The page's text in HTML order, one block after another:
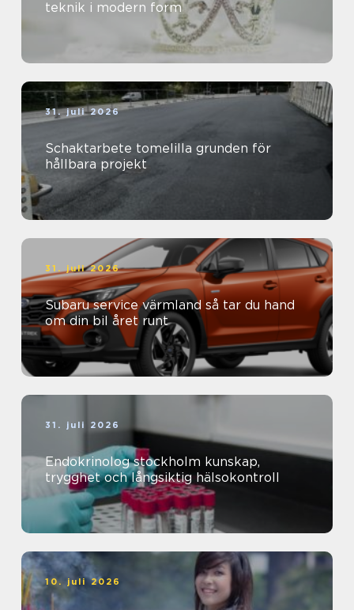
teknik i modern form
31. juli 2026
Schaktarbete tomelilla grunden för
hållbara projekt
31. juli 2026
Subaru service värmland så tar du hand
om din bil året runt
31. juli 2026
Endokrinolog stockholm kunskap,
trygghet och långsiktig hälsokontroll
10. juli 2026